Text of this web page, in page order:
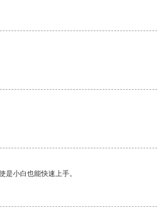
小白也能快速上手。